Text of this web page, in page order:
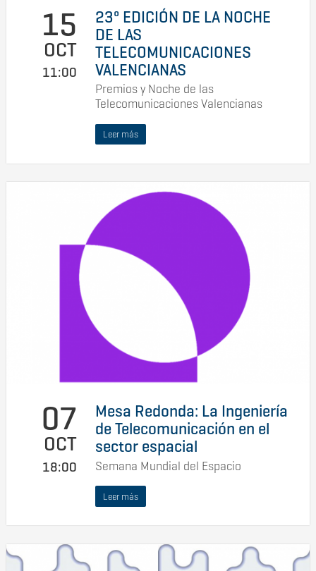
15
OCT
11:00
23º EDICIÓN DE LA NOCHE
DE LAS
TELECOMUNICACIONES
VALENCIANAS
Premios y Noche de las
Telecomunicaciones Valencianas
Leer más
07
OCT
18:00
Mesa Redonda: La Ingeniería
de Telecomunicación en el
sector espacial
Semana Mundial del Espacio
Leer más